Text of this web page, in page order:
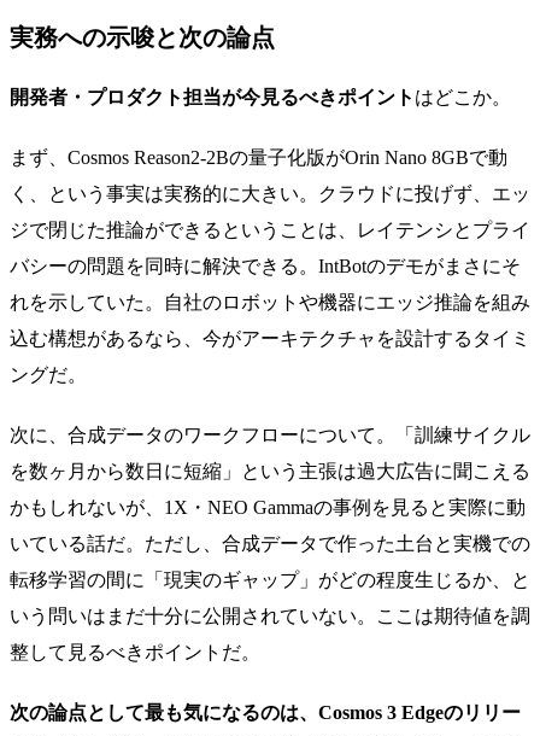
実務への示唆と次の論点
開発者・プロダクト担当が今見るべきポイント はどこか。
まず、Cosmos Reason2-2Bの量子化版がOrin Nano 8GBで動
く、という事実は実務的に大きい。クラウドに投げず、エッ
ジで閉じた推論ができるということは、レイテンシとプライ
バシーの問題を同時に解決できる。IntBotのデモがまさにそ
れを示していた。自社のロボットや機器にエッジ推論を組み
込む構想があるなら、今がアーキテクチャを設計するタイミ
ングだ。
次に、合成データのワークフローについて。「訓練サイクル
を数ヶ月から数日に短縮」という主張は過大広告に聞こえる
かもしれないが、1X・NEO Gammaの事例を見ると実際に動
いている話だ。ただし、合成データで作った土台と実機での
転移学習の間に「現実のギャップ」がどの程度生じるか、と
いう問いはまだ十分に公開されていない。ここは期待値を調
整して見るべきポイントだ。
次の論点として最も気になるのは、Cosmos 3 Edgeのリリー